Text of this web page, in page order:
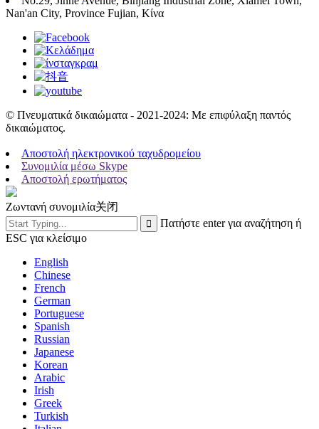
Nan'an City, Province Fujian, Κίνα
© Πνευματικά δικαιώματα - 2021-2024: Με επιφύλαξη παντός
δικαιώματος.
Αποστολή ηλεκτρονικού ταχυδρομείου
Συνομιλία μέσω Skype
Αποστολή ερωτήματος
Ζωντανή συνομιλία关闭
Πατήστε enter για αναζήτηση ή
ESC για κλείσιμο
English
Chinese
French
German
Portuguese
Spanish
Russian
Japanese
Korean
Arabic
Irish
Greek
Turkish